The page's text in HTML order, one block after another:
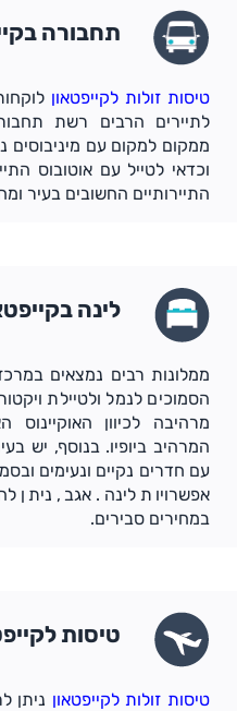
תחבורה
טיסות זולות לקייפטאון
לתיירים הרבים רשת
ממקום למקום עם מיניבוסים
וכדאי לטייל עם אוטובוס
התיירותיים החשובים בעיר
לינה
ממלונות רבים נמצאים
הסמוכים לנמל ולטיילת
מרהיבה לכיוון האוקיינוס
המרהיב ביופיו. בנוסף, יש
עם חדרים נקיים ונעימים
אפשרויות לינה. אגב, ניתן
במחירים סבירים.
טיסות
טיסות זולות לקייפטאון ניתן